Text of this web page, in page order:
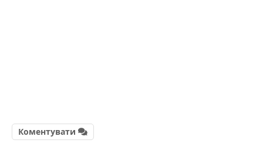
Коментувати